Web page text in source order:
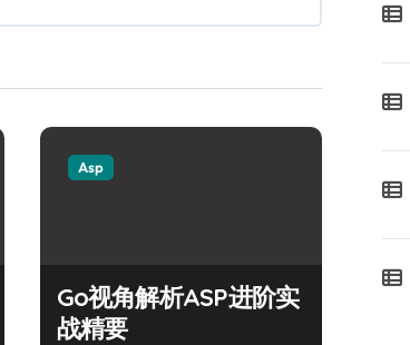
Asp
Go视角解析ASP进阶实
战精要